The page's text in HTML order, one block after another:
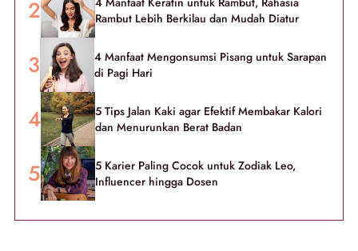
Rambut Lebih Berkilau dan Mudah Diatur
4 Manfaat Mengonsumsi Pisang untuk Sarapan
di Pagi Hari
5 Tips Jalan Kaki agar Efektif Membakar Kalori
dan Menurunkan Berat Badan
5 Karier Paling Cocok untuk Zodiak Leo,
Influencer hingga Dosen